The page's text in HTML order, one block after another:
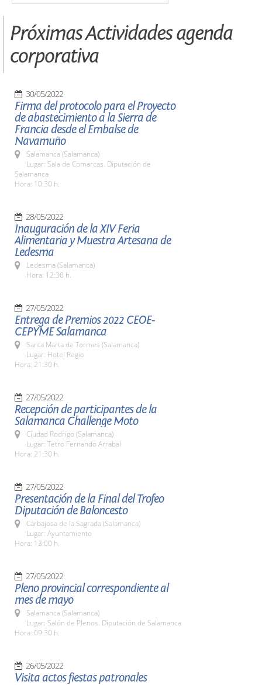
Próximas Actividades agenda
corporativa
30/05/2022
Firma del protocolo para el Proyecto
de abastecimiento a la Sierra de
Francia desde el Embalse de
Navamuño
Salamanca (Salamanca)
Lugar: Sala de Comarcas. Diputación de
Salamanca
Hora: 10:30 h.
28/05/2022
Inauguración de la XIV Feria
Alimentaria y Muestra Artesana de
Ledesma
Ledesma (Salamanca)
Hora: 12:30 h.
27/05/2022
Entrega de Premios 2022 CEOE-
CEPYME Salamanca
Santa Marta de Tormes (Salamanca)
Lugar: Hotel Regio
Hora: 21:30 h.
27/05/2022
Recepción de participantes de la
Salamanca Challenge Moto
Ciudad Rodrigo (Salamanca)
Lugar: Tetro Fernando Arrabal
Hora: 21:30 h.
27/05/2022
Presentación de la Final del Trofeo
Diputación de Baloncesto
Carbajosa de la Sagrada (Salamanca)
Lugar: Ayuntamiento
Hora: 13:00 h.
27/05/2022
Pleno provincial correspondiente al
mes de mayo
Salamanca (Salamanca)
Lugar: Salón de Plenos. Diputación de Salamanca
Hora: 09:30 h.
26/05/2022
Visita actos fiestas patronales